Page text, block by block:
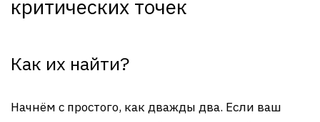
критических точек
Как их найти?
Начнём с простого, как дважды два. Если ваш